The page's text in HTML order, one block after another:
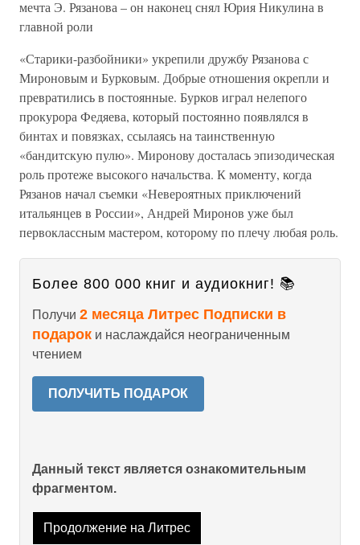
мечта Э. Рязанова – он наконец снял Юрия Никулина в
главной роли
«Старики-разбойники» укрепили дружбу Рязанова с
Мироновым и Бурковым. Добрые отношения окрепли и
превратились в постоянные. Бурков играл нелепого
прокурора Федяева, который постоянно появлялся в
бинтах и повязках, ссылаясь на таинственную
«бандитскую пулю». Миронову досталась эпизодическая
роль протеже высокого начальства. К моменту, когда
Рязанов начал съемки «Невероятных приключений
итальянцев в России», Андрей Миронов уже был
первоклассным мастером, которому по плечу любая роль.
Более 800 000 книг и аудиокниг! 📚
Получи 2 месяца Литрес Подписки в
подарок и наслаждайся неограниченным
чтением
ПОЛУЧИТЬ ПОДАРОК
Данный текст является ознакомительным
фрагментом.
Продолжение на Литрес